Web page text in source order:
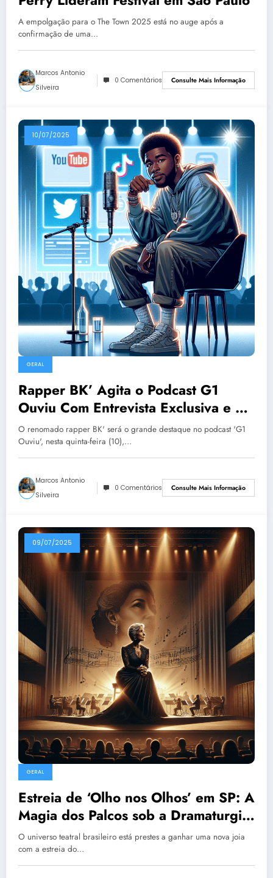
A empolgação para o The Town 2025 está no auge após a
confirmação de uma…
Marcos Antonio
Silveira
0 Comentários Consulte Mais Informação
10/07/2025
GERAL
Rapper BK’ Agita o Podcast G1
Ouviu Com Entrevista Exclusiva e ao
Vivo!
O renomado rapper BK' será o grande destaque no podcast 'G1
Ouviu', nesta quinta-feira (10),…
Marcos Antonio
Silveira
0 Comentários Consulte Mais Informação
09/07/2025
GERAL
Estreia de ‘Olho nos Olhos’ em SP: A
Magia dos Palcos sob a Dramaturgia
de Chico Buarque
O universo teatral brasileiro está prestes a ganhar uma nova joia
com a estreia do…